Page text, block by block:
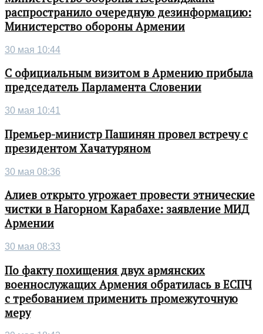
распространило очередную дезинформацию:
Министерство обороны Армении
30 мая 10:44
С официальным визитом в Армению прибыла
председатель Парламента Словении
30 мая 10:41
Премьер-министр Пашинян провел встречу с
президентом Хачатуряном
30 мая 08:36
Алиев открыто угрожает провести этнические
чистки в Нагорном Карабахе: заявление МИД
Армении
30 мая 08:33
По факту похищения двух армянских
военнослужащих Армения обратилась в ЕСПЧ
с требованием применить промежуточную
меру